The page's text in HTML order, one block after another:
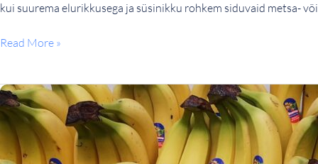
kui suurema elurikkusega ja süsinikku rohkem siduvaid metsa-
Read More »
Eesti
toidupoed
hoiduvad
banaanide